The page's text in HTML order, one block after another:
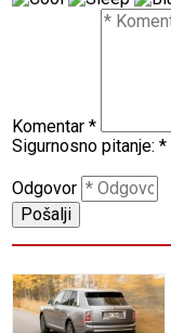
Komentar *
Sigurnosno pitanje: *
Odgovor